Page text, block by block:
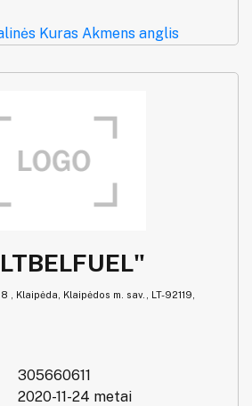
Kuras Akmens anglis
, Klaipėda, Klaipėdos m. sav., LT-92119,
305660611
2020-11-24 metai